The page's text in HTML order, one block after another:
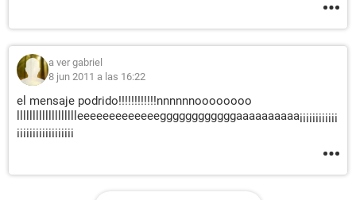
a ver gabriel
8 jun 2011 a las 16:22
el mensaje podrido!!!!!!!!!!!!nnnnnnoooooooo
llllllllllllllllllleeeeeeeeeeeeeggggggggggggaaaaaaaaaa¡¡¡¡¡¡¡¡¡¡¡¡
¡¡¡¡¡¡¡¡¡¡¡¡¡¡¡¡¡¡